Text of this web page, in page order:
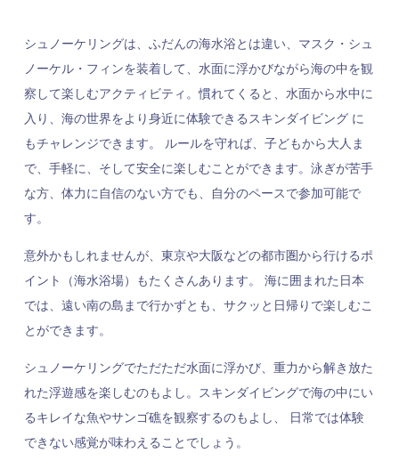
シュノーケリングは、ふだんの海水浴とは違い、マスク・シュ
ノーケル・フィンを装着して、水面に浮かびながら海の中を観
察して楽しむアクティビティ。慣れてくると、水面から水中に
入り、海の世界をより身近に体験できるスキンダイビング に
もチャレンジできます。 ルールを守れば、子どもから大人ま
で、手軽に、そして安全に楽しむことができます。泳ぎが苦手
な方、体力に自信のない方でも、自分のペースで参加可能で
す。
意外かもしれませんが、東京や大阪などの都市圏から行けるポ
イント（海水浴場）もたくさんあります。 海に囲まれた日本
では、遠い南の島まで行かずとも、サクッと日帰りで楽しむこ
とができます。
シュノーケリングでただただ水面に浮かび、重力から解き放た
れた浮遊感を楽しむのもよし。スキンダイビングで海の中にい
るキレイな魚やサンゴ礁を観察するのもよし、 日常では体験
できない感覚が味わえることでしょう。